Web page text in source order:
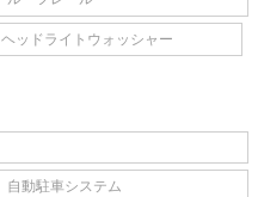
ヘッドライトウォッシャー
自動駐車システム